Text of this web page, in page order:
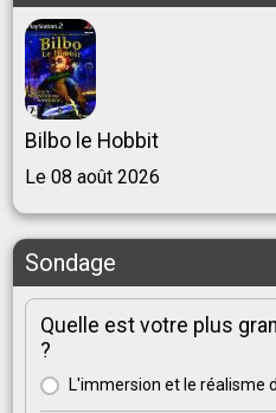
Bilbo le Hobbit
Le 08 août 2026
Sondage
Quelle est votre plus
?
L'immersion et le réalisme